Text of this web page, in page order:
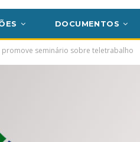
DOCUMENTOS
promove seminário sobre teletrabalho